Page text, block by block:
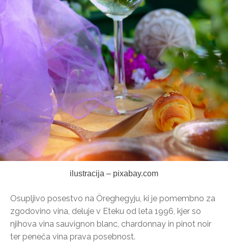
ilustracija – pixabay.com
Osupljivo posestvo na Öreghegyju, ki je pomembno za
zgodovino vina, deluje v Eteku od leta 1996, kjer so
njihova vina sauvignon blanc, chardonnay in pinot noir
ter peneča vina prava posebnost.